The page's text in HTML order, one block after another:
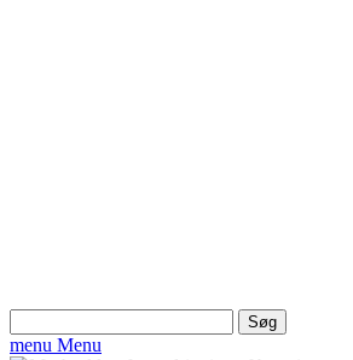
efter:
menu Menu